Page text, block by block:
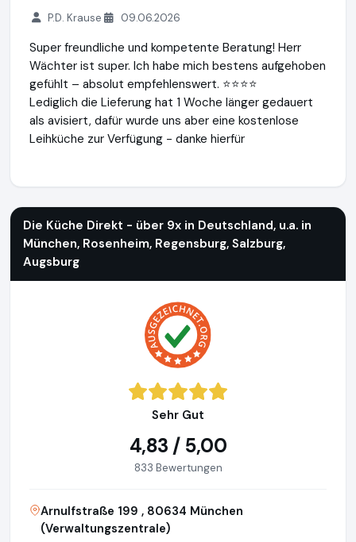
P.D. Krause 09.06.2026
Super freundliche und kompetente Beratung! Herr
Wächter ist super. Ich habe mich bestens aufgehoben
gefühlt – absolut empfehlenswert. ⭐⭐⭐⭐
Lediglich die Lieferung hat 1 Woche länger gedauert
als avisiert, dafür wurde uns aber eine kostenlose
Leihküche zur Verfügung - danke hierfür
Die Küche Direkt - über 9x in Deutschland, u.a. in
München, Rosenheim, Regensburg, Salzburg,
Augsburg
Sehr Gut
4,83 / 5,00
833 Bewertungen
Arnulfstraße 199 , 80634 München
(Verwaltungszentrale)